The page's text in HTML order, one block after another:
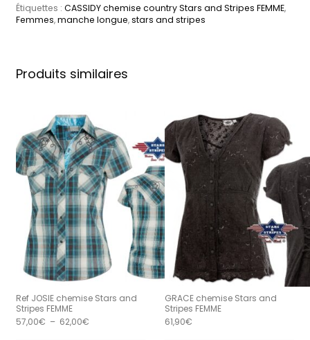
Étiquettes : CASSIDY chemise country Stars and Stripes FEMME,
Femmes,manche longue,stars and stripes
Produits similaires
Ref JOSIE chemise Stars and
Stripes FEMME
57,00€ – 62,00€Plage de prix : 57,00€ à 62,00€
GRACE chemise Stars and
Stripes FEMME
61,90€